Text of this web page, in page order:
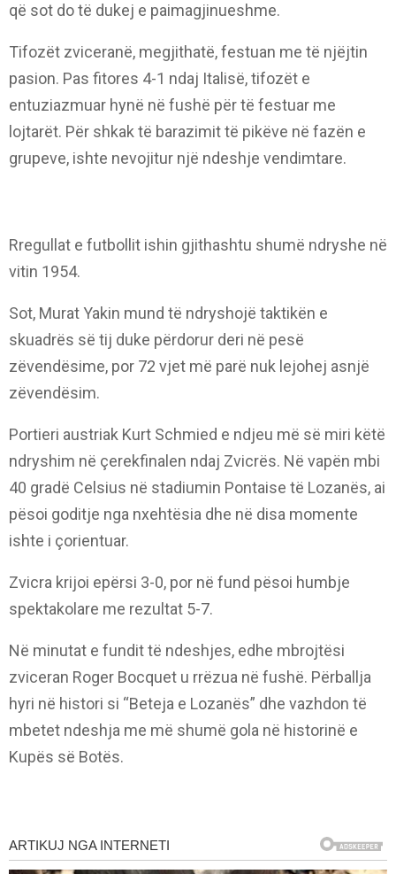
që sot do të dukej e paimagjinueshme.
Tifozët zviceranë, megjithatë, festuan me të njëjtin
pasion. Pas fitores 4-1 ndaj Italisë, tifozët e
entuziazmuar hynë në fushë për të festuar me
lojtarët. Për shkak të barazimit të pikëve në fazën e
grupeve, ishte nevojitur një ndeshje vendimtare.
Rregullat e futbollit ishin gjithashtu shumë ndryshe në
vitin 1954.
Sot, Murat Yakin mund të ndryshojë taktikën e
skuadrës së tij duke përdorur deri në pesë
zëvendësime, por 72 vjet më parë nuk lejohej asnjë
zëvendësim.
Portieri austriak Kurt Schmied e ndjeu më së miri këtë
ndryshim në çerekfinalen ndaj Zvicrës. Në vapën mbi
40 gradë Celsius në stadiumin Pontaise të Lozanës, ai
pësoi goditje nga nxehtësia dhe në disa momente
ishte i çorientuar.
Zvicra krijoi epërsi 3-0, por në fund pësoi humbje
spektakolare me rezultat 5-7.
Në minutat e fundit të ndeshjes, edhe mbrojtësi
zviceran Roger Bocquet u rrëzua në fushë. Përballja
hyri në histori si “Beteja e Lozanës” dhe vazhdon të
mbetet ndeshja me më shumë gola në historinë e
Kupës së Botës.